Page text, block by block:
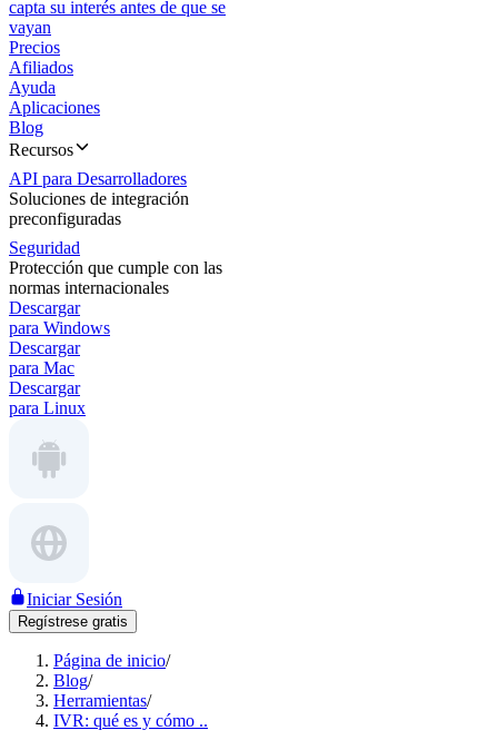
capta su interés antes de que se
vayan
Precios
Afiliados
Ayuda
Aplicaciones
Blog
Recursos
API para Desarrolladores
Soluciones de integración
preconfiguradas
Seguridad
Protección que cumple con las
normas internacionales
Descargar
para Windows
Descargar
para Mac
Descargar
para Linux
Iniciar Sesión
Regístrese gratis
Página de inicio/
Blog/
Herramientas/
IVR: qué es y cómo ..